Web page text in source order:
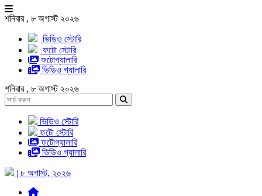
শনিবার , ৮ অগাস্ট ২০২৬
ভিডিও স্টোরি
ফটো স্টোরি
ফটোগ্যালারি
ভিডিও গ্যালারি
শনিবার , ৮ অগাস্ট ২০২৬
ভিডিও স্টোরি
ফটো স্টোরি
ফটোগ্যালারি
ভিডিও গ্যালারি
| ৮ অগাস্ট, ২০২৬